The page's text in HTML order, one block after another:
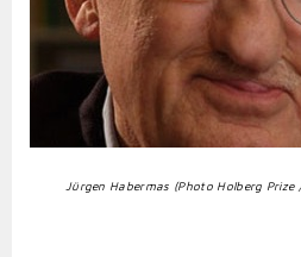
Jürgen Habermas (Photo Holberg Prize /